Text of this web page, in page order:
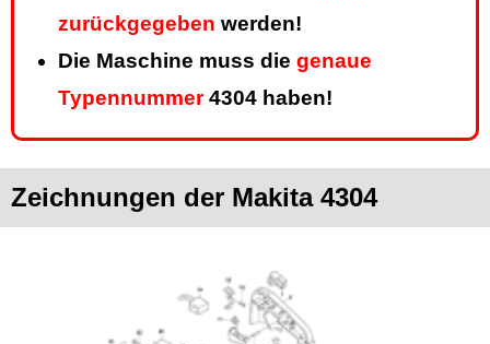
zurückgegeben werden!
Die Maschine muss die genaue
Typennummer4304 haben!
Zeichnungen der Makita 4304